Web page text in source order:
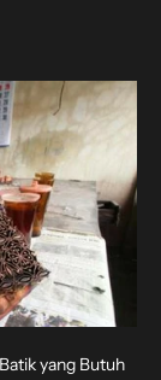
yang Butuh